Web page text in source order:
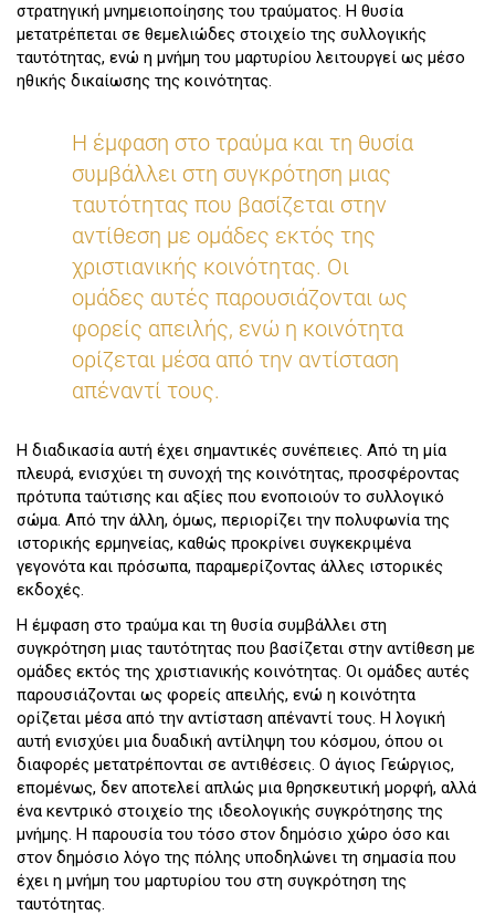
στρατηγική μνημειοποίησης του τραύματος. Η θυσία
μετατρέπεται σε θεμελιώδες στοιχείο της συλλογικής
ταυτότητας, ενώ η μνήμη του μαρτυρίου λειτουργεί ως μέσο
ηθικής δικαίωσης της κοινότητας.
Η έμφαση στο τραύμα και τη θυσία
συμβάλλει στη συγκρότηση μιας
ταυτότητας που βασίζεται στην
αντίθεση με ομάδες εκτός της
χριστιανικής κοινότητας. Οι
ομάδες αυτές παρουσιάζονται ως
φορείς απειλής, ενώ η κοινότητα
ορίζεται μέσα από την αντίσταση
απέναντί τους.
Η διαδικασία αυτή έχει σημαντικές συνέπειες. Από τη μία
πλευρά, ενισχύει τη συνοχή της κοινότητας, προσφέροντας
πρότυπα ταύτισης και αξίες που ενοποιούν το συλλογικό
σώμα. Από την άλλη, όμως, περιορίζει την πολυφωνία της
ιστορικής ερμηνείας, καθώς προκρίνει συγκεκριμένα
γεγονότα και πρόσωπα, παραμερίζοντας άλλες ιστορικές
εκδοχές.
Η έμφαση στο τραύμα και τη θυσία συμβάλλει στη
συγκρότηση μιας ταυτότητας που βασίζεται στην αντίθεση με
ομάδες εκτός της χριστιανικής κοινότητας. Οι ομάδες αυτές
παρουσιάζονται ως φορείς απειλής, ενώ η κοινότητα
ορίζεται μέσα από την αντίσταση απέναντί τους. Η λογική
αυτή ενισχύει μια δυαδική αντίληψη του κόσμου, όπου οι
διαφορές μετατρέπονται σε αντιθέσεις. Ο άγιος Γεώργιος,
επομένως, δεν αποτελεί απλώς μια θρησκευτική μορφή, αλλά
ένα κεντρικό στοιχείο της ιδεολογικής συγκρότησης της
μνήμης. Η παρουσία του τόσο στον δημόσιο χώρο όσο και
στον δημόσιο λόγο της πόλης υποδηλώνει τη σημασία που
έχει η μνήμη του μαρτυρίου του στη συγκρότηση της
ταυτότητας.